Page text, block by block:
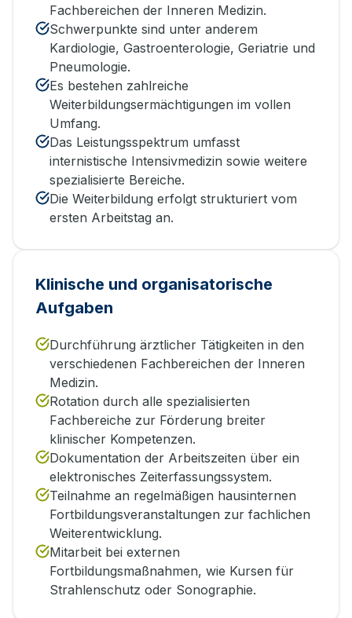
Fachbereichen der Inneren Medizin.
Schwerpunkte sind unter anderem
Kardiologie, Gastroenterologie, Geriatrie und
Pneumologie.
Es bestehen zahlreiche
Weiterbildungsermächtigungen im vollen
Umfang.
Das Leistungsspektrum umfasst
internistische Intensivmedizin sowie weitere
spezialisierte Bereiche.
Die Weiterbildung erfolgt strukturiert vom
ersten Arbeitstag an.
Klinische und organisatorische
Aufgaben
Durchführung ärztlicher Tätigkeiten in den
verschiedenen Fachbereichen der Inneren
Medizin.
Rotation durch alle spezialisierten
Fachbereiche zur Förderung breiter
klinischer Kompetenzen.
Dokumentation der Arbeitszeiten über ein
elektronisches Zeiterfassungssystem.
Teilnahme an regelmäßigen hausinternen
Fortbildungsveranstaltungen zur fachlichen
Weiterentwicklung.
Mitarbeit bei externen
Fortbildungsmaßnahmen, wie Kursen für
Strahlenschutz oder Sonographie.